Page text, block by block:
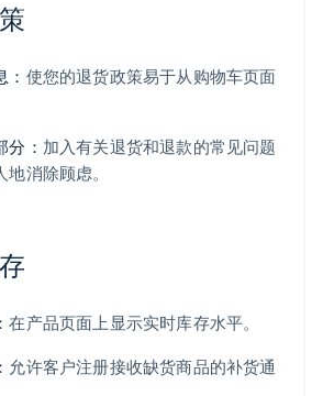
使您的退货政策易于从购物车页面
分： 加入有关退货和退款的常见问题
消除顾虑。
在产品页面上显示实时库存水平。
允许客户注册接收缺货商品的补货通